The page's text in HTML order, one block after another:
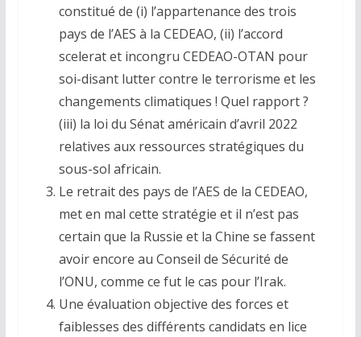
constitué de (i) l’appartenance des trois
pays de l’AES à la CEDEAO, (ii) l’accord
scelerat et incongru CEDEAO-OTAN pour
soi-disant lutter contre le terrorisme et les
changements climatiques ! Quel rapport ?
(iii) la loi du Sénat américain d’avril 2022
relatives aux ressources stratégiques du
sous-sol africain.
Le retrait des pays de l’AES de la CEDEAO,
met en mal cette stratégie et il n’est pas
certain que la Russie et la Chine se fassent
avoir encore au Conseil de Sécurité de
l’ONU, comme ce fut le cas pour l’Irak.
Une évaluation objective des forces et
faiblesses des différents candidats en lice